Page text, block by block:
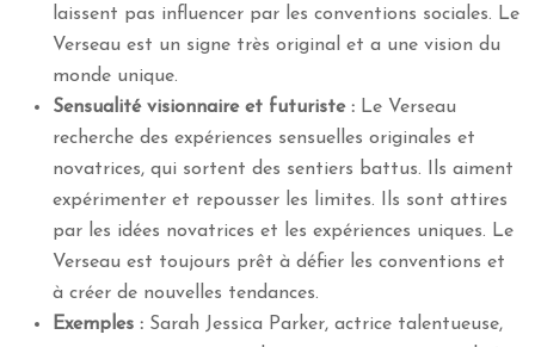
laissent pas influencer par les conventions sociales. Le
Verseau est un signe très original et a une vision du
monde unique.
Sensualité visionnaire et futuriste : Le Verseau
recherche des expériences sensuelles originales et
novatrices, qui sortent des sentiers battus. Ils aiment
expérimenter et repousser les limites. Ils sont attires
par les idées novatrices et les expériences uniques. Le
Verseau est toujours prêt à défier les conventions et
à créer de nouvelles tendances.
Exemples : Sarah Jessica Parker, actrice talentueuse,